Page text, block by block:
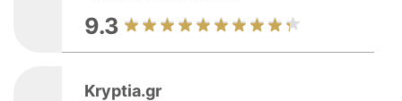
9.3
Kryptia.gr